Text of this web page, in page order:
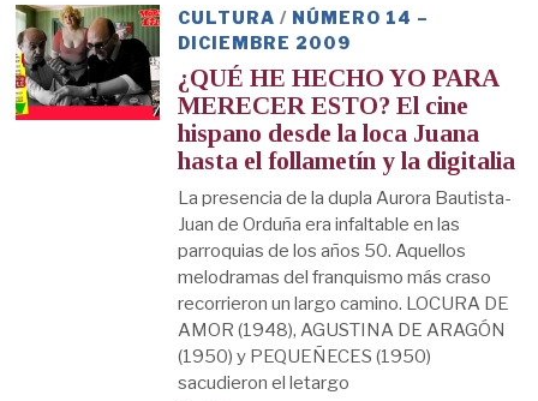
CULTURA / NÚMERO 14 –
DICIEMBRE 2009
¿QUÉ HE HECHO YO PARA
MERECER ESTO? El cine
hispano desde la loca Juana
hasta el follametín y la digitalia
La presencia de la dupla Aurora Bautista-
Juan de Orduña era infaltable en las
parroquias de los años 50. Aquellos
melodramas del franquismo más craso
recorrieron un largo camino. LOCURA DE
AMOR (1948), AGUSTINA DE ARAGÓN
(1950) y PEQUEÑECES (1950)
sacudieron el letargo